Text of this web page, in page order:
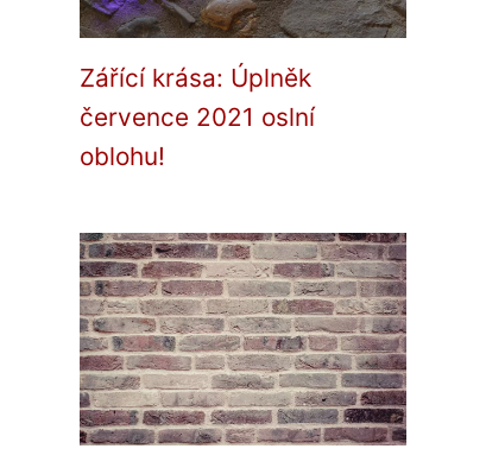
Zářící krása: Úplněk
července 2021 oslní
oblohu!